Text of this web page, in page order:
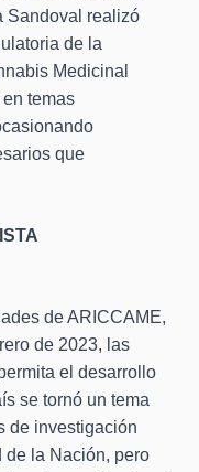
Sandoval realizó
de la
Medicinal
temas
que
de ARICCAME,
de 2023, las
el desarrollo
se tornó un tema
de investigación
de la Nación, pero